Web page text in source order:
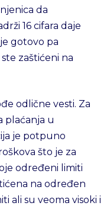
da
16 cifara daje
gotovo pa
zaštićeni na
odlične vesti. Za
plaćanja u
je potpuno
što je za
određeni limiti
na određen
ali su veoma visoki i